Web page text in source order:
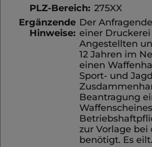
PLZ-Bereich: 275XX
Ergänzende
Hinweise:
Der
einer
Angestellten
12 Jahren im
einen
Sport- und
Beantragung
zur Vorlage bei
benötigt. Es eilt.